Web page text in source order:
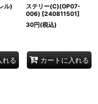
ル)
れる
ステリー(C)(OP07-
006) [240811501]
30円(税込)
カートに入れる